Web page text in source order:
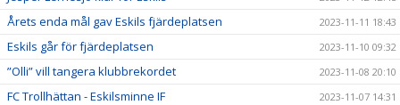
Årets enda mål gav Eskils fjärdeplatsen 2023-11-11 18:43
Eskils går för fjärdeplatsen 2023-11-10 09:32
”Olli” vill tangera klubbrekordet 2023-11-08 20:10
FC Trollhättan - Eskilsminne IF 2023-11-07 14:31